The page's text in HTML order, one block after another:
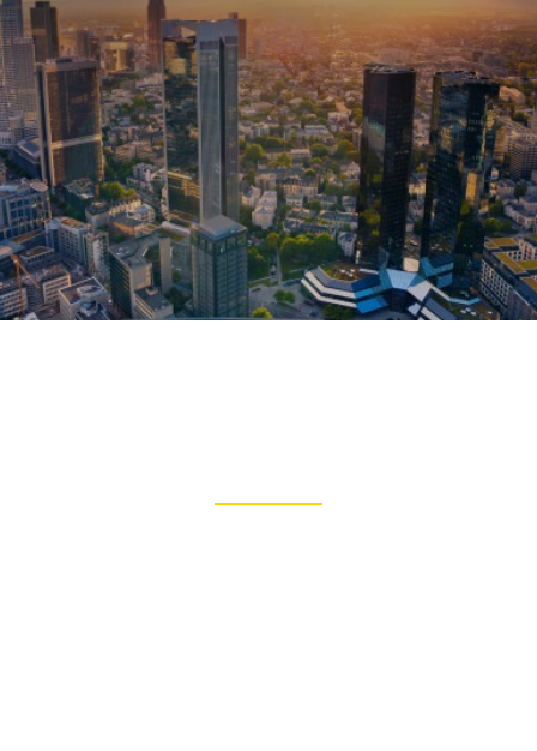
HTC-KOHLE
DIENSTLEISTUNGEN
KARRIERE
KONTAKTIEREN SIE UNS